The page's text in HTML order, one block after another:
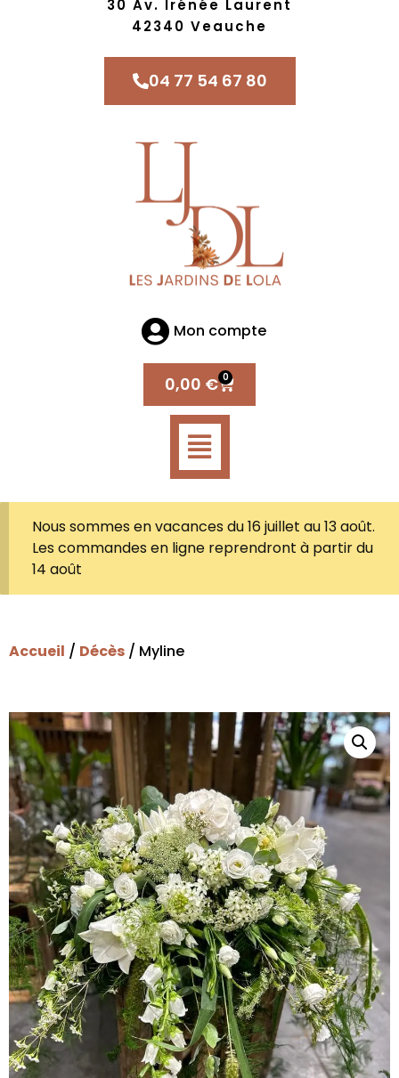
30 Av. Irénée Laurent
42340 Veauche
04 77 54 67 80
Mon compte
0,00 € 0
Nous sommes en vacances du 16 juillet au 13 août.
Les commandes en ligne reprendront à partir du
14 août
Accueil / Décès / Myline